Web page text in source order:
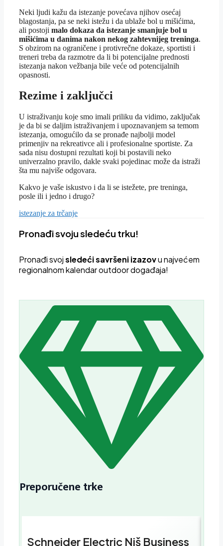
Neki ljudi kažu da istezanje povećava njihov osećaj
blagostanja, pa se neki istežu i da ublaže bol u mišićima,
ali postoji malo dokaza da istezanje smanjuje bol u
mišićima u danima nakon nekog zahtevnijeg treninga.
S obzirom na ograničene i protivrečne dokaze, sportisti i
treneri treba da razmotre da li bi potencijalne prednosti
istezanja nakon vežbanja bile veće od potencijalnih
opasnosti.
Rezime i zaključci
U istraživanju koje smo imali priliku da vidimo, zaključak
je da bi se daljim istraživanjem i upoznavanjem sa temom
istezanja, omogućilo da se pronađe najbolji model
primenjiv na rekreativce ali i profesionalne sportiste. Za
sada nisu dostupni rezultati koji bi postavili neko
univerzalno pravilo, dakle svaki pojedinac može da istraži
šta mu najviše odgovara.
Kakvo je vaše iskustvo i da li se istežete, pre treninga,
posle ili i jedno i drugo?
Tagovi
istezanje za trčanje
Pronađi svoju sledeću trku!
Pronađi svojsledeći savršeni izazovu najvećem
regionalnom kalendar outdoor događaja!
Preporučene trke
Schneider Electric Niš Business